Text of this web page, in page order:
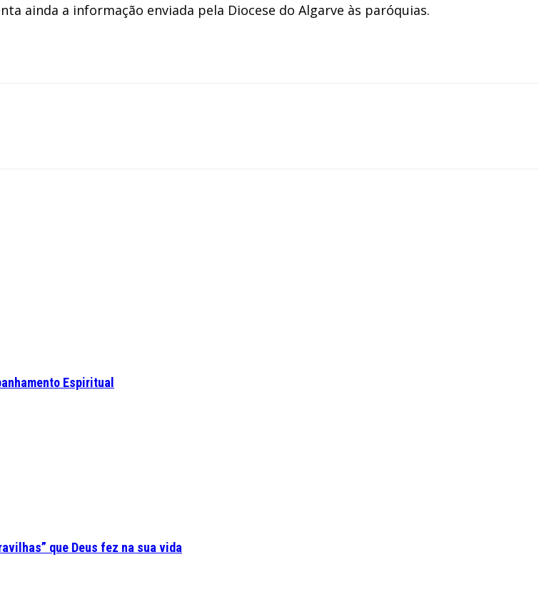
ainda a informação enviada pela Diocese do Algarve às paróquias.
Espiritual
que Deus fez na sua vida